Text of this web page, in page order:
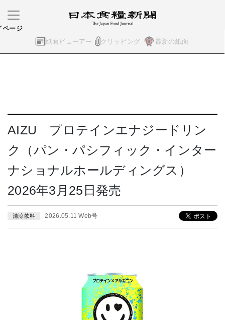
紙面ビューアー クリッピング 最新の紙面
ページ
AIZU プロテインエナジードリン
ク（パン・パシフィック・インター
ナショナルホールディングス）
2026年3月25日発売
清涼飲料 2026.05.11 Web号